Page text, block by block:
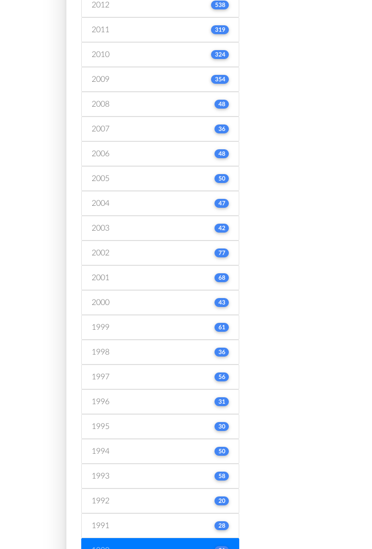
2012 538
2011 319
2010 324
2009 354
2008 48
2007 36
2006 48
2005 50
2004 47
2003 42
2002 77
2001 68
2000 43
1999 61
1998 36
1997 56
1996 31
1995 30
1994 50
1993 58
1992 20
1991 28